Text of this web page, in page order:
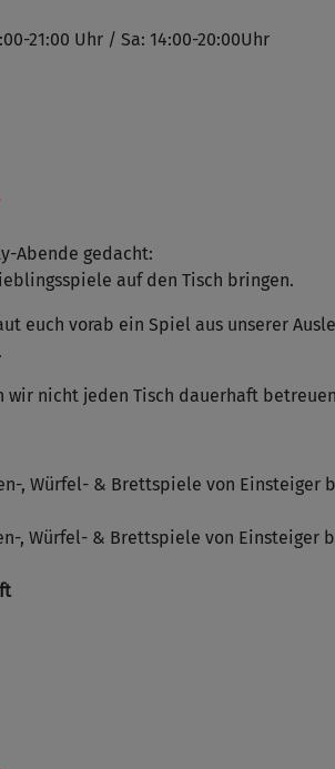
21:00 Uhr / Sa: 14:00-20:00Uhr
Abende gedacht:
auf den Tisch bringen.
euch vorab ein Spiel aus unserer
wir nicht jeden Tisch dauerhaft
, Würfel- & Brettspiele von Einsteiger
, Würfel- & Brettspiele von Einsteiger